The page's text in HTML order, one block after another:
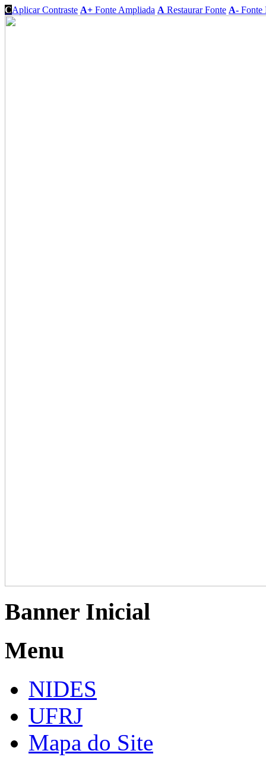
CAplicar Contraste A+ Fonte Ampliada A Restaurar Fonte A- Fonte
Banner Inicial
Menu
NIDES
UFRJ
Mapa do Site